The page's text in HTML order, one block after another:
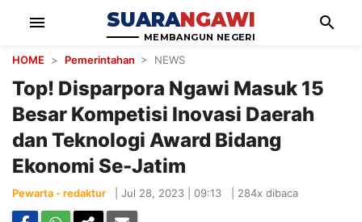
menu SUARANGAWI
MEMBANGUN NEGERI
search
HOME > Pemerintahan > NEWS
Top! Disparpora Ngawi Masuk 15
Besar Kompetisi Inovasi Daerah
dan Teknologi Award Bidang
Ekonomi Se-Jatim
Pewarta - redaktur Jul 28, 2023 | 09:13 284x dibaca